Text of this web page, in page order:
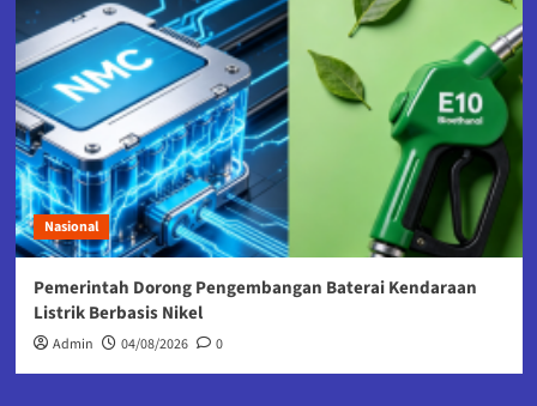
Nasional
Pemerintah Dorong Pengembangan Baterai Kendaraan
Listrik Berbasis Nikel
Admin 04/08/2026 0